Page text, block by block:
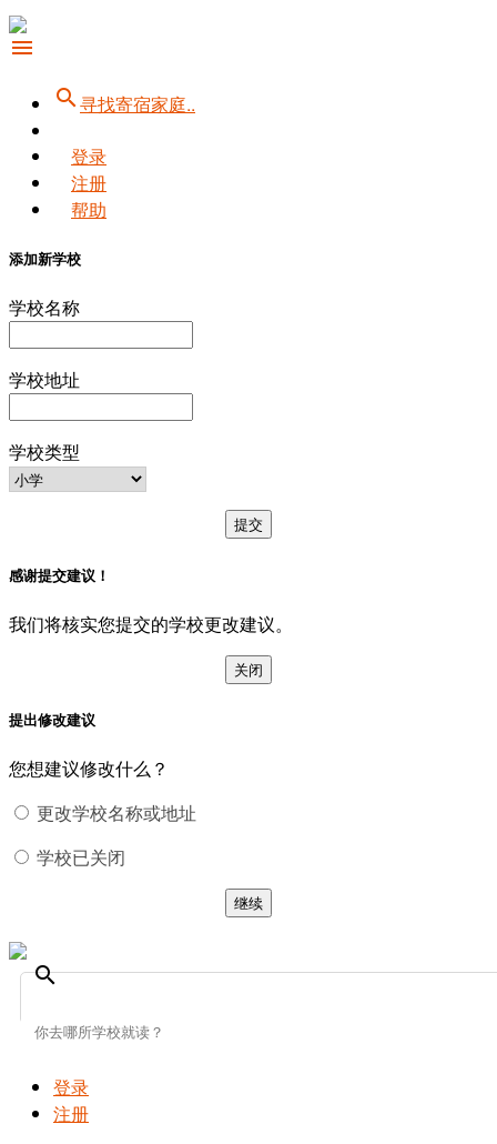
menu
search寻找寄宿家庭..
登录
注册
帮助
添加新学校
学校名称
学校地址
学校类型
提交
感谢提交建议！
我们将核实您提交的学校更改建议。
关闭
提出修改建议
您想建议修改什么？
更改学校名称或地址
学校已关闭
继续
search
登录
注册